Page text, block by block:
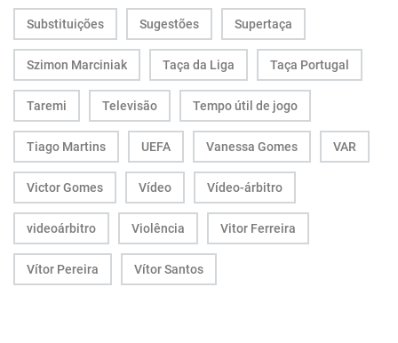
Substituições Sugestões Supertaça
Szimon Marciniak Taça da Liga Taça Portugal
Taremi Televisão Tempo útil de jogo
Tiago Martins UEFA Vanessa Gomes VAR
Victor Gomes Vídeo Vídeo-árbitro
videoárbitro Violência Vitor Ferreira
Vítor Pereira Vítor Santos